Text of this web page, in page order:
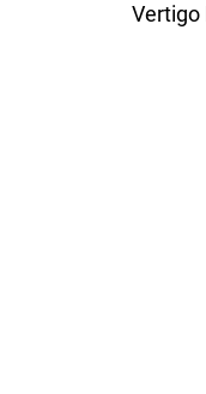
Vertigo